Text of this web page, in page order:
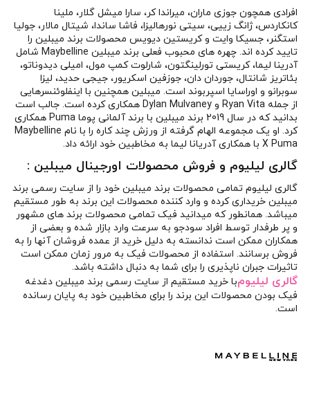
افرادی همچون جوزی ماران، میراندا کر، سارا میشل گلار، ملینا
کانکاردس، ژانگ زییی، سیتی نورهالیزا، فاشا ساندا، شیتال مالار، جولیا
استگنر، جسیکا وایت و کریستین دیویس محصولات برند میبلین را
تایید کرده اند. چهره های محبوب فعلی برند میبلین Maybelline شامل
آدرینا لیما، کریستی تورلینگتون، شارلوت کمپ مول، امیلی دیدوناتو،
بئاتریز شانتال، جوردان دان، جوزفین اسکریور، جیجی حدید، لیزا
سوبرانو و اوراسایا اسپربوند است. میبلین همچنین با اینفلوئنسرهایی
از جمله Ryan Vita و Dylan Mulvaney همکاری کرده است. جالب است
بدانید که در سال 2019 برند میبلین با برند آلمانی پوما Puma همکاری
کرد. او یک مجموعه الهام گرفته از ورزش چند کاره را با نام Maybelline
X Puma با همکاری آدریانا لیما به مخاطبین خود ارائه داد.
گالری لیلیوم و فروش محصولات اورجینال میبلین :
گالری لیلیوم تمامی محصولات برند میبلین خود را از سایت رسمی برند
میبلین خریداری کرده و وارد کننده محصولات این برند به طور مستقیم
میباشد. همانطور که میدانید فیک تمامی محصولات برند های مشهور
و پر طرفدار توسط افراد سودجو به سرعت وارد بازار شده و بعضی از
همکاران ممکن است ندانسته به دلیل خرید از عمده فروشان آنها را به
فروش برسانند. استفاده از محصولات فیک به مرور زمان ممکن است
تاثیرات جبران ناپذیری را برای شما به دنبال داشته باشد.
گالری لیلیومبا خرید مستقیم از سایت رسمی برند میبلین دغدغه
فیک بودن محصولات این برند را برای مخاطبین خود به پایان رسانده
است.